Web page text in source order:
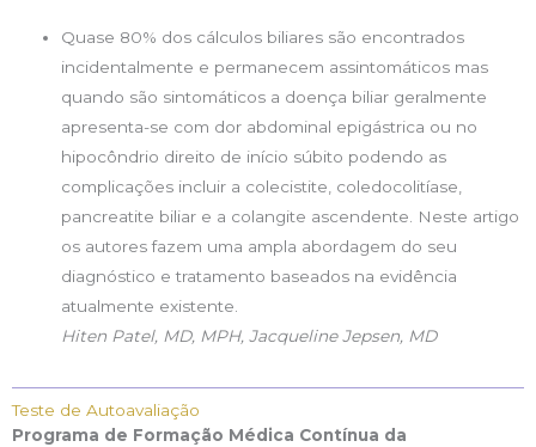
Quase 80% dos cálculos biliares são encontrados
incidentalmente e permanecem assintomáticos mas
quando são sintomáticos a doença biliar geralmente
apresenta-se com dor abdominal epigástrica ou no
hipocôndrio direito de início súbito podendo as
complicações incluir a colecistite, coledocolitíase,
pancreatite biliar e a colangite ascendente. Neste artigo
os autores fazem uma ampla abordagem do seu
diagnóstico e tratamento baseados na evidência
atualmente existente.
Hiten Patel, MD, MPH, Jacqueline Jepsen, MD
Teste de Autoavaliação
Programa de Formação Médica Contínua da